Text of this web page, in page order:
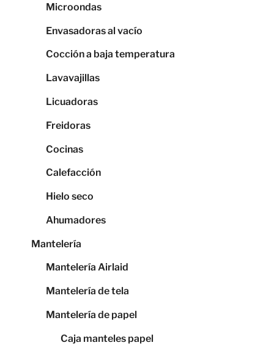
Microondas
Envasadoras al vacío
Cocción a baja temperatura
Lavavajillas
Licuadoras
Freidoras
Cocinas
Calefacción
Hielo seco
Ahumadores
Mantelería
Mantelería Airlaid
Mantelería de tela
Mantelería de papel
Caja manteles papel